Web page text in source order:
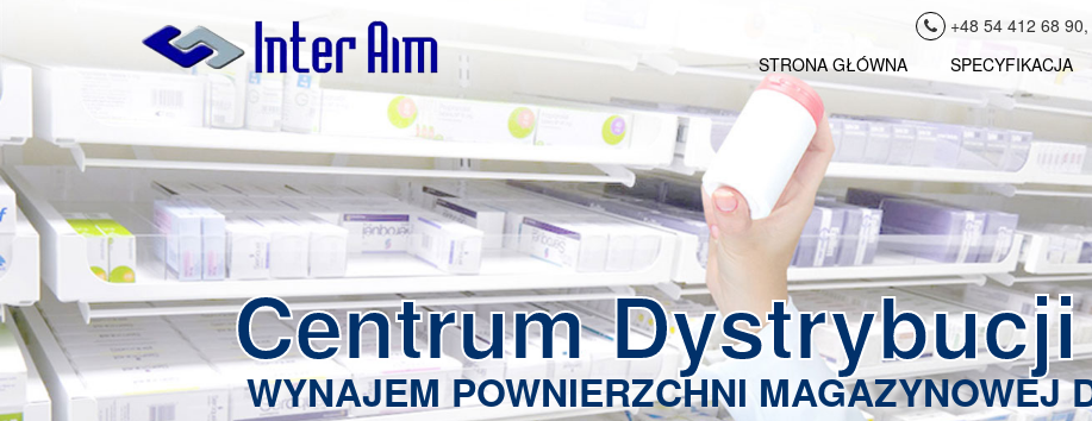
+48 54 412 68
STRONA GŁÓWNA
SPECYFIKACJA
Centrum
WYNAJEM POWNIERZCHNI MAGAZYNOWEJ